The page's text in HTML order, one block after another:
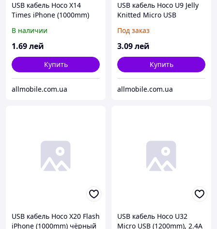
USB кабель Hoco X14
Times iPhone (1000mm)
В наличии
1.69лей
Купить
allmobile.com.ua
USB кабель Hoco U9 Jelly
Knitted Micro USB
Под заказ
3.09лей
Купить
allmobile.com.ua
USB кабель Hoco X20 Flash
iPhone (1000mm) чёрный
USB кабель Hoco U32
Micro USB (1200mm), 2.4A